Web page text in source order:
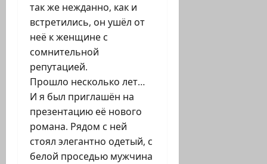
так же нежданно, как и
встретились, он ушёл от
неё к женщине с
сомнительной
репутацией.
Прошло несколько лет…
И я был приглашён на
презентацию её нового
романа. Рядом с ней
стоял элегантно одетый, с
белой проседью мужчина